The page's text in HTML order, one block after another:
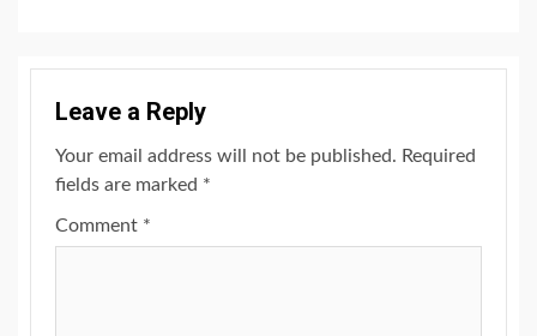
Leave a Reply
Your email address will not be published. Required
fields are marked *
Comment *